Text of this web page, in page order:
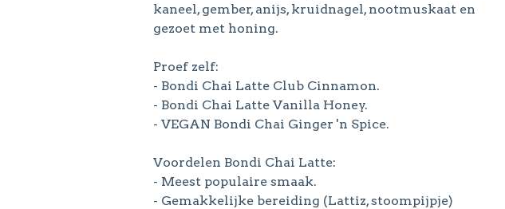
kaneel, gember, anijs, kruidnagel, nootmuskaat en
gezoet met honing.
Proef zelf:
- Bondi Chai Latte Club Cinnamon.
- Bondi Chai Latte Vanilla Honey.
- VEGAN Bondi Chai Ginger 'n Spice.
Voordelen Bondi Chai Latte:
- Meest populaire smaak.
- Gemakkelijke bereiding (Lattiz, stoompijpje)